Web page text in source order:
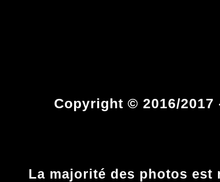
Copyright © 2016/2017
La majorité des photos